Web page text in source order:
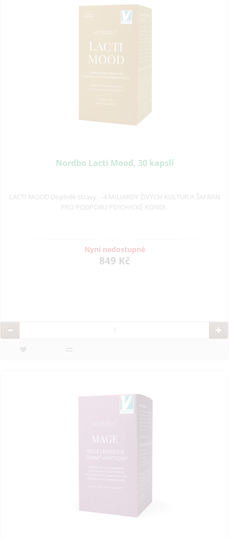
Nordbo Lacti Mood, 30 kapslí
LACTI MOOD Doplněk stravy. - 4 MILIARDY ŽIVÝCH KULTUR A ŠAFRÁN
PRO PODPORU PSYCHICKÉ KONDI..
Nyní nedostupné
849 Kč